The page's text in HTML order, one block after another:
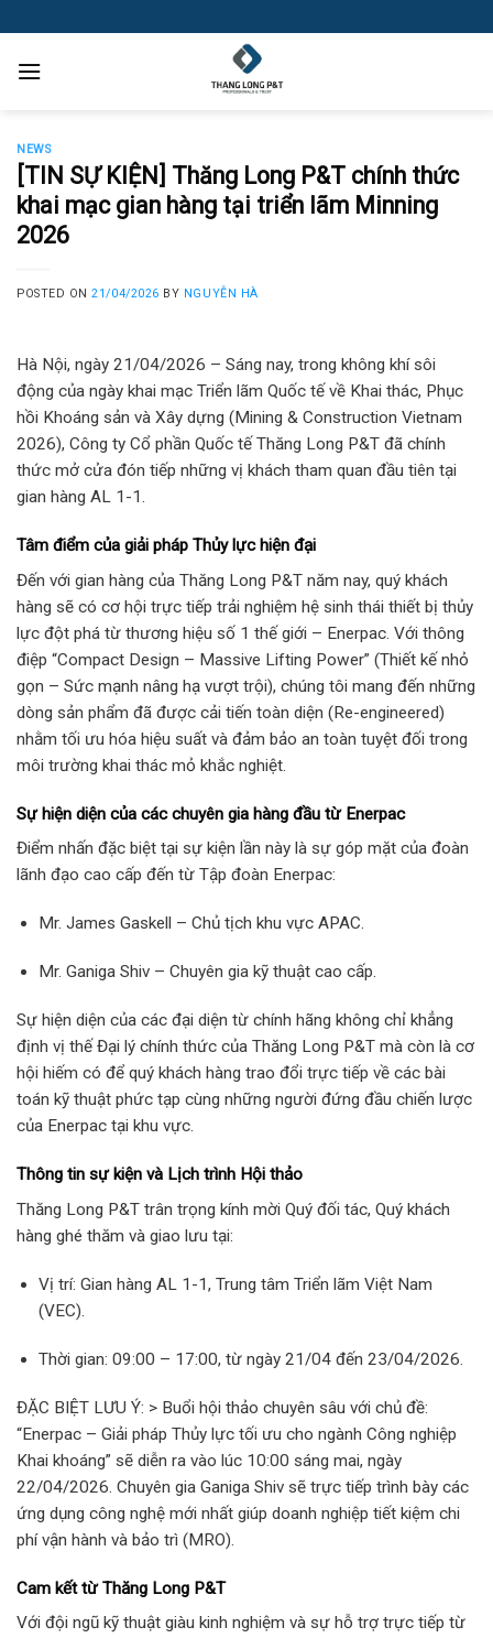
to
content
NEWS
[TIN SỰ KIỆN] Thăng Long P&T chính thức
khai mạc gian hàng tại triển lãm Minning
2026
POSTED ON21/04/2026 BY NGUYỄN HÀ
Hà Nội, ngày 21/04/2026 – Sáng nay, trong không khí sôi
động của ngày khai mạc Triển lãm Quốc tế về Khai thác, Phục
hồi Khoáng sản và Xây dựng (Mining & Construction Vietnam
2026), Công ty Cổ phần Quốc tế Thăng Long P&T đã chính
thức mở cửa đón tiếp những vị khách tham quan đầu tiên tại
gian hàng AL 1-1.
Tâm điểm của giải pháp Thủy lực hiện đại
Đến với gian hàng của Thăng Long P&T năm nay, quý khách
hàng sẽ có cơ hội trực tiếp trải nghiệm hệ sinh thái thiết bị thủy
lực đột phá từ thương hiệu số 1 thế giới – Enerpac. Với thông
điệp “Compact Design – Massive Lifting Power” (Thiết kế nhỏ
gọn – Sức mạnh nâng hạ vượt trội), chúng tôi mang đến những
dòng sản phẩm đã được cải tiến toàn diện (Re-engineered)
nhằm tối ưu hóa hiệu suất và đảm bảo an toàn tuyệt đối trong
môi trường khai thác mỏ khắc nghiệt.
Sự hiện diện của các chuyên gia hàng đầu từ Enerpac
Điểm nhấn đặc biệt tại sự kiện lần này là sự góp mặt của đoàn
lãnh đạo cao cấp đến từ Tập đoàn Enerpac:
Mr. James Gaskell – Chủ tịch khu vực APAC.
Mr. Ganiga Shiv – Chuyên gia kỹ thuật cao cấp.
Sự hiện diện của các đại diện từ chính hãng không chỉ khẳng
định vị thế Đại lý chính thức của Thăng Long P&T mà còn là cơ
hội hiếm có để quý khách hàng trao đổi trực tiếp về các bài
toán kỹ thuật phức tạp cùng những người đứng đầu chiến lược
của Enerpac tại khu vực.
Thông tin sự kiện và Lịch trình Hội thảo
Thăng Long P&T trân trọng kính mời Quý đối tác, Quý khách
hàng ghé thăm và giao lưu tại:
Vị trí: Gian hàng AL 1-1, Trung tâm Triển lãm Việt Nam
(VEC).
Thời gian: 09:00 – 17:00, từ ngày 21/04 đến 23/04/2026.
ĐẶC BIỆT LƯU Ý: > Buổi hội thảo chuyên sâu với chủ đề:
“Enerpac – Giải pháp Thủy lực tối ưu cho ngành Công nghiệp
Khai khoáng” sẽ diễn ra vào lúc 10:00 sáng mai, ngày
22/04/2026. Chuyên gia Ganiga Shiv sẽ trực tiếp trình bày các
ứng dụng công nghệ mới nhất giúp doanh nghiệp tiết kiệm chi
phí vận hành và bảo trì (MRO).
Cam kết từ Thăng Long P&T
Với đội ngũ kỹ thuật giàu kinh nghiệm và sự hỗ trợ trực tiếp từ